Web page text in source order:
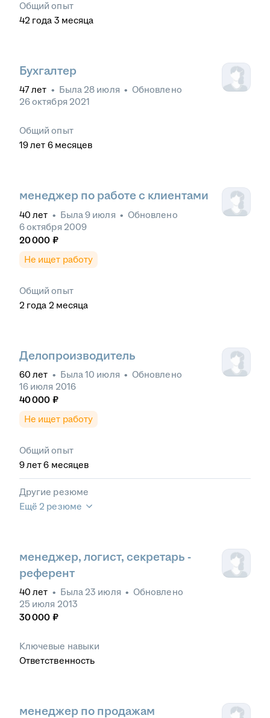
Общий опыт
42 года 3 месяца
Бухгалтер
47лет • Была 28 июля • Обновлено
26 октября 2021
Общий опыт
19лет 6 месяцев
менеджер по работе с клиентами
40 лет • Была9 июля • Обновлено
6 октября 2009
20 000 ₽
Не ищет работу
Общий опыт
2 года 2 месяца
Делопроизводитель
60 лет • Была10 июля • Обновлено
16 июля 2016
40 000 ₽
Не ищет работу
Общий опыт
9лет 6 месяцев
Другие резюме
Ещё 2 резюме
менеджер, логист, секретарь -
референт
40 лет • Была 23 июля • Обновлено
25 июля 2013
30 000 ₽
Ключевые навыки
Ответственность
менеджер по продажам